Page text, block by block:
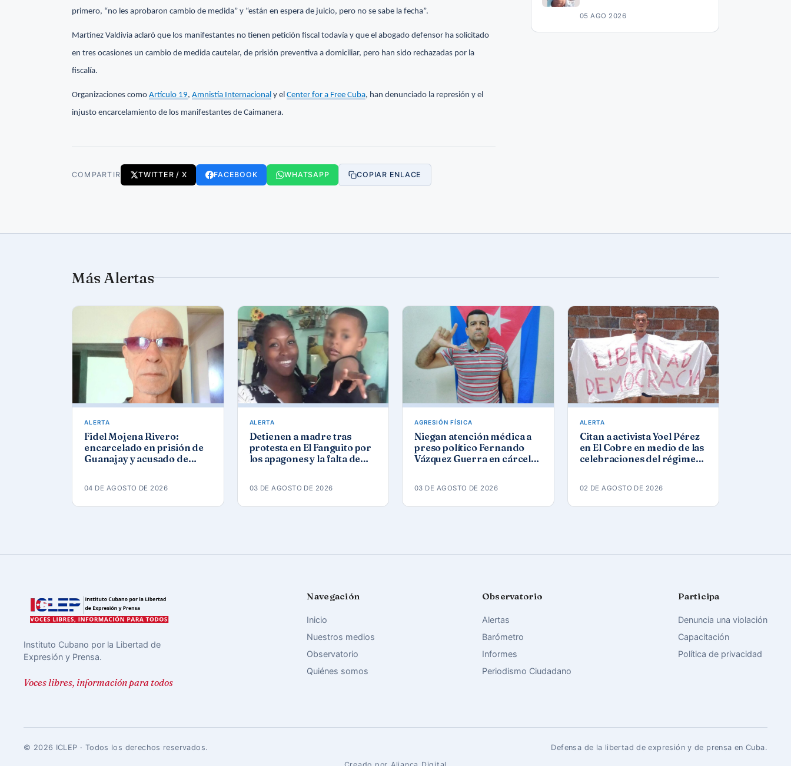
primero, “no les aprobaron cambio de medida” y “están en espera de juicio, pero no se sabe la fecha”.
Martínez Valdivia aclaró que los manifestantes no tienen petición fiscal todavía y que el abogado defensor ha solicitado
en tres ocasiones un cambio de medida cautelar, de prisión preventiva a domiciliar, pero han sido rechazadas por la
fiscalía.
Organizaciones como Artículo 19, Amnistía Internacional y el Center for a Free Cuba, han denunciado la represión y el
injusto encarcelamiento de los manifestantes de Caimanera.
COMPARTIR TWITTER / X FACEBOOK WHATSAPP COPIAR ENLACE
05 AGO 2026
Más Alertas
ALERTA
Fidel Mojena Rivero:
encarcelado en prisión de
Guanajay y acusado de
04 DE AGOSTO DE 2026
ALERTA
Detienen a madre tras
protesta en El Fanguito por
los apagones y la falta de
03 DE AGOSTO DE 2026
AGRESIÓN FÍSICA
Niegan atención médica a
preso político Fernando
Vázquez Guerra en cárcel
03 DE AGOSTO DE 2026
ALERTA
Citan a activista Yoel Pérez
en El Cobre en medio de las
celebraciones del régimen
02 DE AGOSTO DE 2026
Instituto Cubano por la Libertad de
Expresión y Prensa.
Voces libres, información para todos
Navegación
Inicio
Nuestros medios
Observatorio
Quiénes somos
Observatorio
Alertas
Barómetro
Informes
Periodismo Ciudadano
Participa
Denuncia una violación
Capacitación
Política de privacidad
© 2026 ICLEP · Todos los derechos reservados.
Defensa de la libertad de expresión y de prensa en Cuba.